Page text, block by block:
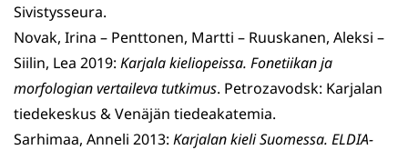
Sivistysseura.
Novak, Irina – Penttonen, Martti – Ruuskanen, Aleksi –
Siilin, Lea 2019: Karjala kieliopeissa. Fonetiikan ja
morfologian vertaileva tutkimus. Petrozavodsk: Karjalan
tiedekeskus & Venäjän tiedeakatemia.
Sarhimaa, Anneli 2013: Karjalan kieli Suomessa. ELDIA-